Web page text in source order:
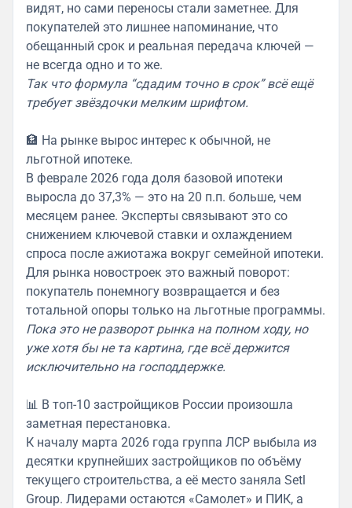
видят, но сами переносы стали заметнее. Для
покупателей это лишнее напоминание, что
обещанный срок и реальная передача ключей —
не всегда одно и то же.
Так что формула “сдадим точно в срок” всё ещё
требует звёздочки мелким шрифтом.
🏦 На рынке вырос интерес к обычной, не
льготной ипотеке.
В феврале 2026 года доля базовой ипотеки
выросла до 37,3% — это на 20 п.п. больше, чем
месяцем ранее. Эксперты связывают это со
снижением ключевой ставки и охлаждением
спроса после ажиотажа вокруг семейной ипотеки.
Для рынка новостроек это важный поворот:
покупатель понемногу возвращается и без
тотальной опоры только на льготные программы.
Пока это не разворот рынка на полном ходу, но
уже хотя бы не та картина, где всё держится
исключительно на господдержке.
📊 В топ-10 застройщиков России произошла
заметная перестановка.
К началу марта 2026 года группа ЛСР выбыла из
десятки крупнейших застройщиков по объёму
текущего строительства, а её место заняла Setl
Group. Лидерами остаются «Самолет» и ПИК, а